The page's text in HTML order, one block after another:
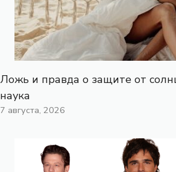
Ложь и правда о защите от
наука
7 августа, 2026